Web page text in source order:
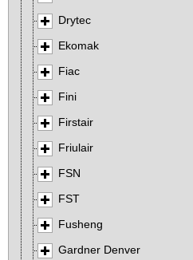
Drytec
Ekomak
Fiac
Fini
Firstair
Friulair
FSN
FST
Fusheng
Gardner Denver